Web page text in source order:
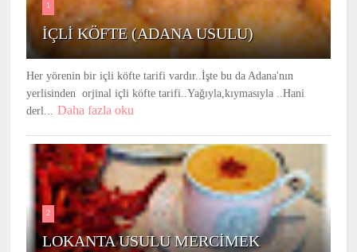
1
İÇLİ KÖFTE (ADANA USULU)
Her yörenin bir içli köfte tarifi vardır..İşte bu da Adana'nın
yerlisinden orjinal içli köfte tarifi..Yağıyla,kıymasıyla ..Hani
derl... Daha fazla oku
2
LOKANTA USULU MERCİMEK